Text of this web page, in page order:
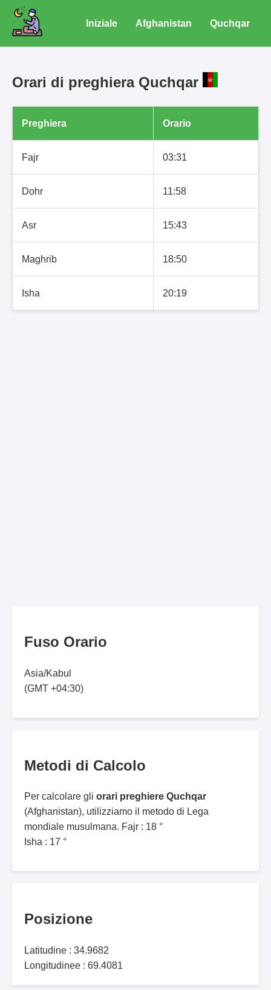
Iniziale Afghanistan Quchqar
Orari di preghiera Quchqar
Preghiera Orario
Fajr 03:31
Dohr 11:58
Asr 15:43
Maghrib 18:50
Isha 20:19
Fuso Orario
Asia/Kabul
(GMT +04:30)
Metodi di Calcolo
Per calcolare gli orari preghiere Quchqar
(Afghanistan), utilizziamo il metodo di Lega
mondiale musulmana. Fajr : 18 °
Isha : 17 °
Posizione
Latitudine : 34.9682
Longitudinee : 69.4081